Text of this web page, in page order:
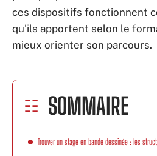
ces dispositifs fonctionnent
qu’ils apportent selon le
mieux orienter son parcours.
SOMMAIRE
Trouver un stage en bande dessinée : les